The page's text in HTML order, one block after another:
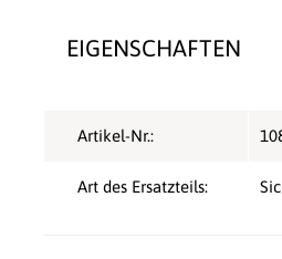
EIGENSCHAFTEN
Artikel-Nr.:
Art des Ersatzteils: